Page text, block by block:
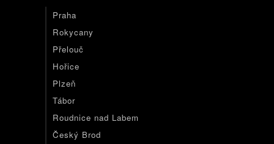
Praha
Rokycany
Přelouč
Hořice
Plzeň
Tábor
Roudnice nad Labem
Český Brod